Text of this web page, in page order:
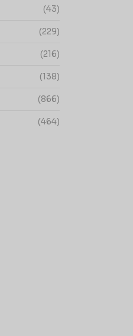
(43)
(229)
(216)
(138)
(866)
(464)